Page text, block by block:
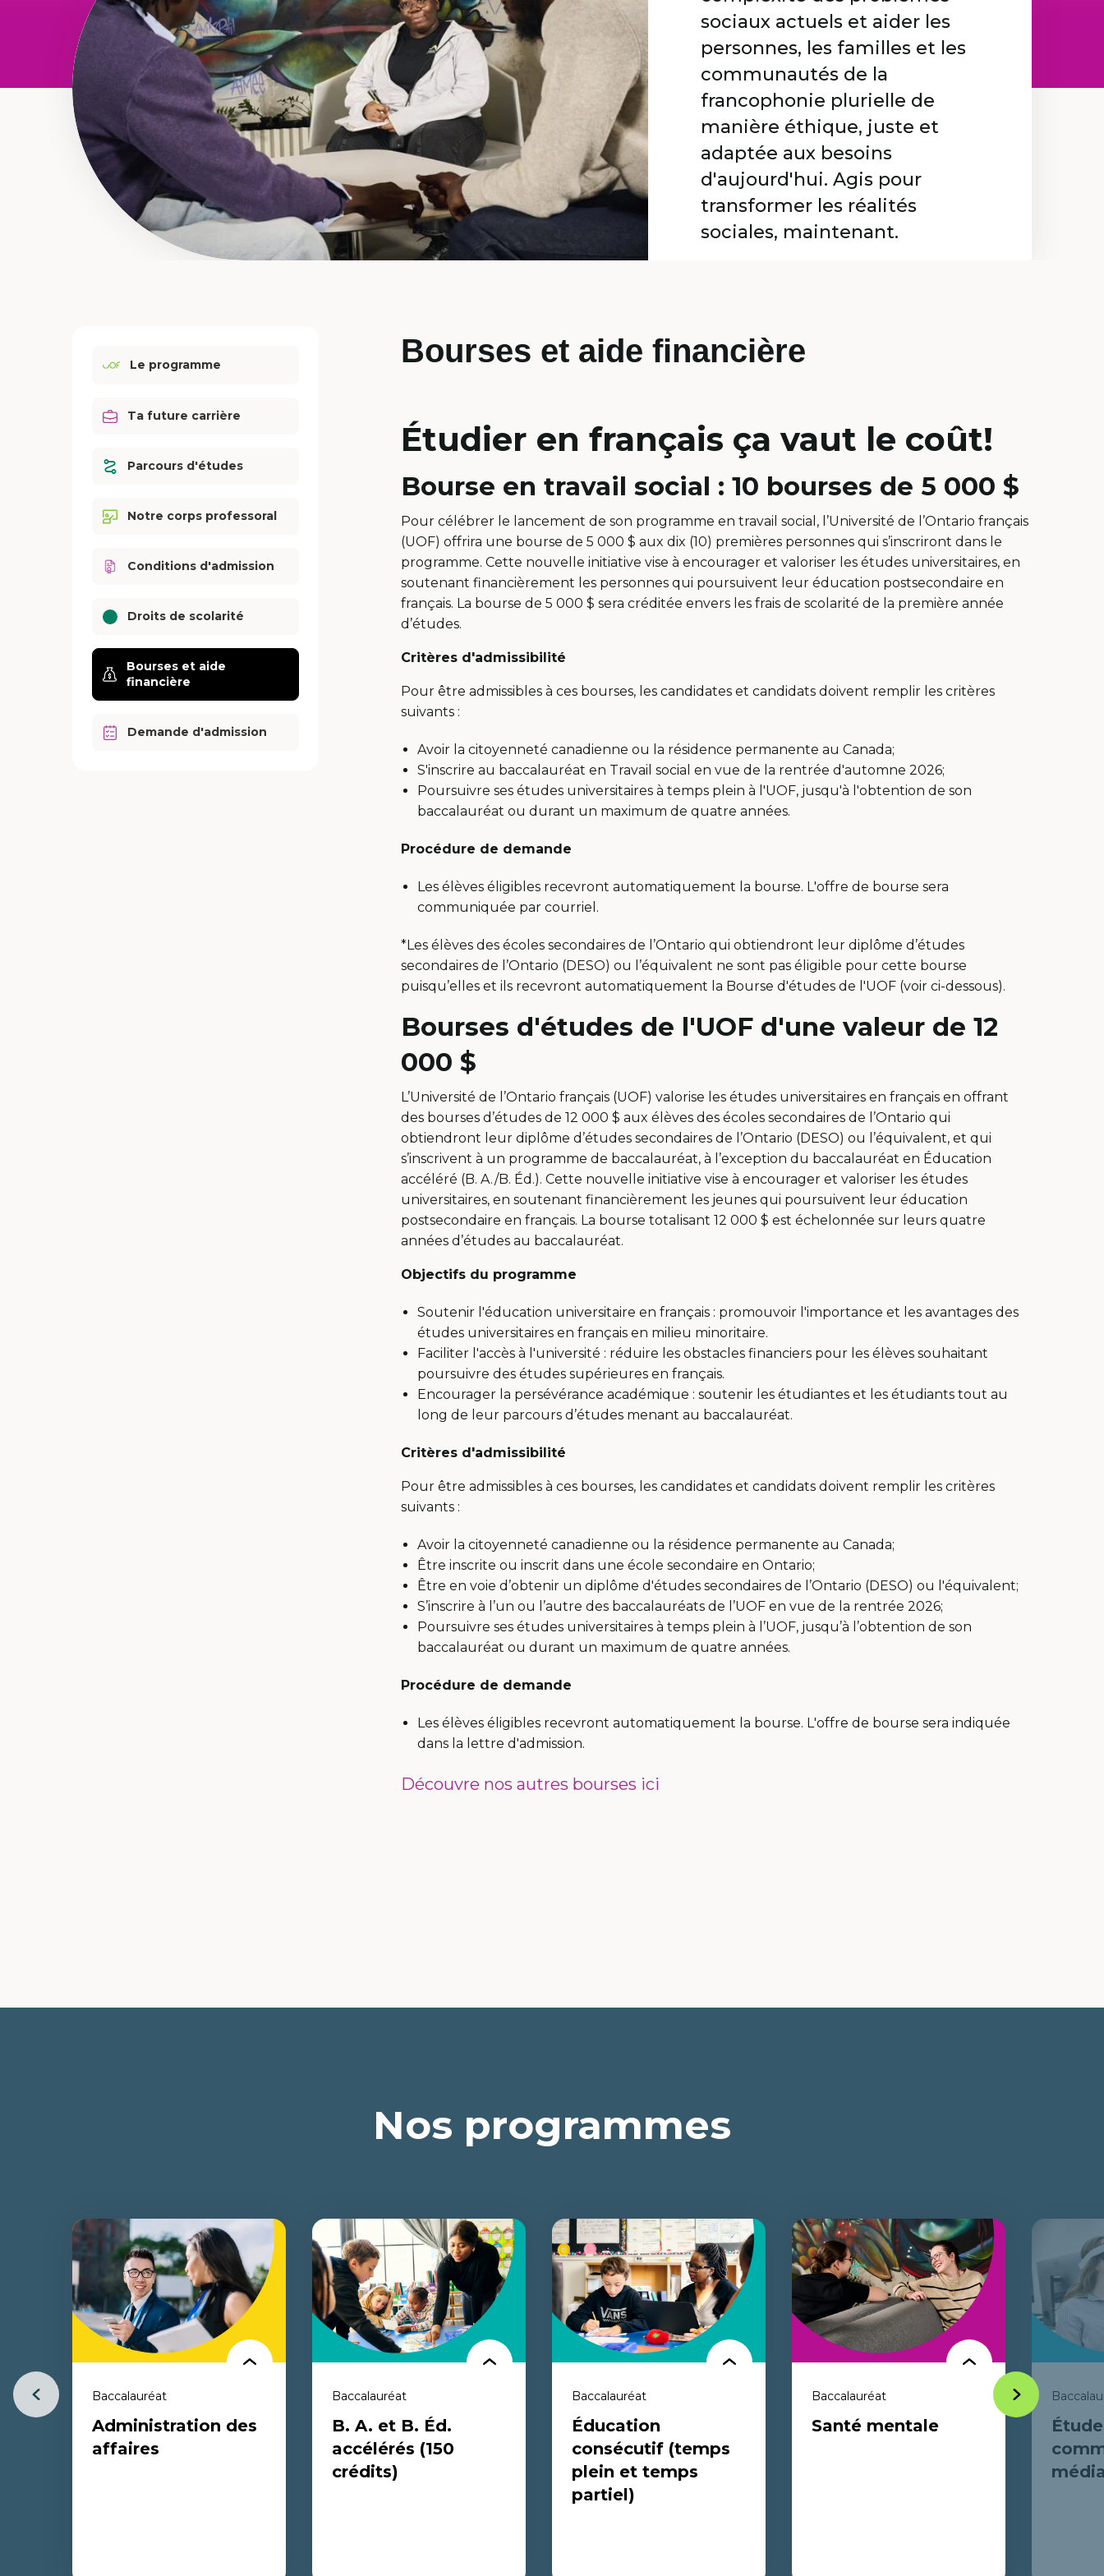
sociaux actuels et aider les
personnes, les familles et les
communautés de la
francophonie plurielle de
manière éthique, juste et
adaptée aux besoins
d'aujourd'hui. Agis pour
transformer les réalités
sociales, maintenant.
Le programme
Ta future carrière
Parcours d'études
Notre corps professoral
Conditions d'admission
Droits de scolarité
Bourses et aide
financière
Demande d'admission
Bourses et aide financière
Étudier en français ça vaut le coût!
Bourse en travail social : 10 bourses de 5 000 $
Pour célébrer le lancement de son programme en travail social, l’Université de l’Ontario français
(UOF) offrira une bourse de 5 000 $ aux dix (10) premières personnes qui s’inscriront dans le
programme. Cette nouvelle initiative vise à encourager et valoriser les études universitaires, en
soutenant financièrement les personnes qui poursuivent leur éducation postsecondaire en
français. La bourse de 5 000 $ sera créditée envers les frais de scolarité de la première année
d’études.
Critères d'admissibilité
Pour être admissibles à ces bourses, les candidates et candidats doivent remplir les critères
suivants :
Avoir la citoyenneté canadienne ou la résidence permanente au Canada;
S'inscrire au baccalauréat en Travail social en vue de la rentrée d'automne 2026;
Poursuivre ses études universitaires à temps plein à l'UOF, jusqu'à l'obtention de son
baccalauréat ou durant un maximum de quatre années.
Procédure de demande
Les élèves éligibles recevront automatiquement la bourse. L'offre de bourse sera
communiquée par courriel.
*Les élèves des écoles secondaires de l’Ontario qui obtiendront leur diplôme d’études
secondaires de l’Ontario (DESO) ou l’équivalent ne sont pas éligible pour cette bourse
puisqu’elles et ils recevront automatiquement la Bourse d'études de l'UOF (voir ci-dessous).
Bourses d'études de l'UOF d'une valeur de 12
000 $
L’Université de l’Ontario français (UOF) valorise les études universitaires en français en offrant
des bourses d’études de 12 000 $ aux élèves des écoles secondaires de l’Ontario qui
obtiendront leur diplôme d’études secondaires de l’Ontario (DESO) ou l’équivalent, et qui
s’inscrivent à un programme de baccalauréat, à l’exception du baccalauréat en Éducation
accéléré (B. A./B. Éd.). Cette nouvelle initiative vise à encourager et valoriser les études
universitaires, en soutenant financièrement les jeunes qui poursuivent leur éducation
postsecondaire en français. La bourse totalisant 12 000 $ est échelonnée sur leurs quatre
années d’études au baccalauréat.
Objectifs du programme
Soutenir l'éducation universitaire en français : promouvoir l'importance et les avantages des
études universitaires en français en milieu minoritaire.
Faciliter l'accès à l'université : réduire les obstacles financiers pour les élèves souhaitant
poursuivre des études supérieures en français.
Encourager la persévérance académique : soutenir les étudiantes et les étudiants tout au
long de leur parcours d’études menant au baccalauréat.
Critères d'admissibilité
Pour être admissibles à ces bourses, les candidates et candidats doivent remplir les critères
suivants :
Avoir la citoyenneté canadienne ou la résidence permanente au Canada;
Être inscrite ou inscrit dans une école secondaire en Ontario;
Être en voie d’obtenir un diplôme d'études secondaires de l’Ontario (DESO) ou l'équivalent;
S’inscrire à l’un ou l’autre des baccalauréats de l’UOF en vue de la rentrée 2026;
Poursuivre ses études universitaires à temps plein à l’UOF, jusqu’à l’obtention de son
baccalauréat ou durant un maximum de quatre années.
Procédure de demande
Les élèves éligibles recevront automatiquement la bourse. L'offre de bourse sera indiquée
dans la lettre d'admission.
Découvre nos autres bourses ici
Nos programmes
Baccalauréat
Administration des
affaires
Baccalauréat
B. A. et B. Éd.
accélérés (150
crédits)
Baccalauréat
Éducation
consécutif (temps
plein et temps
partiel)
Baccalauréat
Santé mentale
Item
précédent
Item
suivant